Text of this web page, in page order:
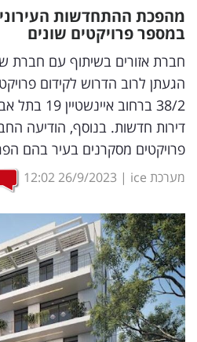
דיגיטל
וטק
שיווק
ופרסום
משפט
ומחקרים
דעות
רכילות
עסקית
מהפכת ההתחדשות
במספר פרויקטים שונים
חברת אזורים בשיתוף עם חברת
הגעתן לרוב הדרוש לקידום
דירות חדשות. בנוסף, הודיעה
פרויקטים מסקרנים בעיר בהם
מערכת ice |
26/9/2023
12:02